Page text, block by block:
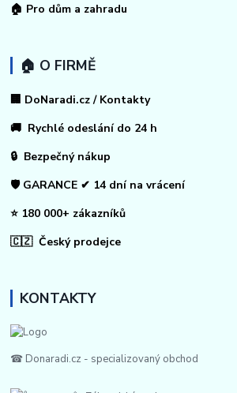
🏠 Pro dům a zahradu
🏠 O FIRMĚ
🏢 DoNaradi.cz / Kontakty
🚚 Rychlé odeslání do 24 h
🔒 Bezpečný nákup
🛡️ GARANCE ✔ 14 dní na vrácení
⭐ 180 000+ zákazníků
🇨🇿 Český prodejce
KONTAKTY
☎ Donaradi.cz - specializovaný obchod